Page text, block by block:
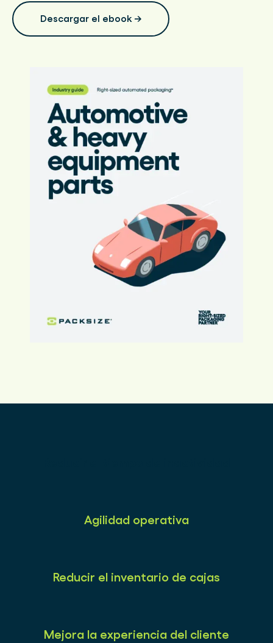
Descargar el ebook →
Agilidad operativa
Reducir el inventario de cajas
Mejora la experiencia del cliente